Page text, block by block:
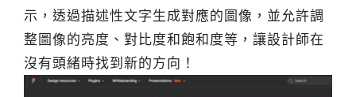
示，透過描述性文字生成對應的圖像，並允許調
整圖像的亮度、對比度和飽和度等，讓設計師在
沒有頭緒時找到新的方向！